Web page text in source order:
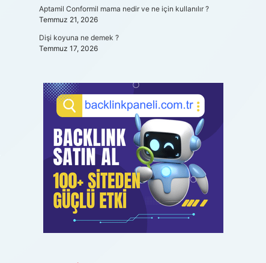
Aptamil Conformil mama nedir ve ne için kullanılır ?
Temmuz 21, 2026
Dişi koyuna ne demek ?
Temmuz 17, 2026